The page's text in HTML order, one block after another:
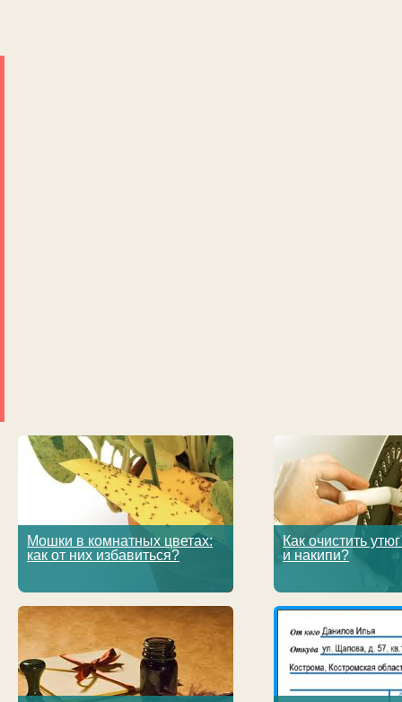
Мошки в комнатных цветах:
как от них избавиться?
Как очистить
и накипи?